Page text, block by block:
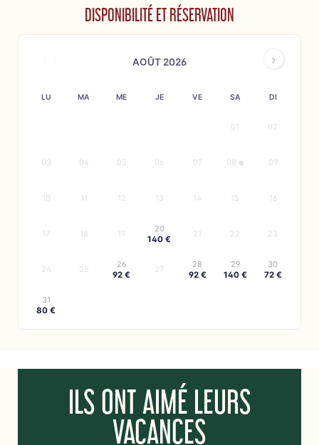
DISPONIBILITÉ ET RÉSERVATION
AOÛT 2026
LU MA ME JE VE SA DI
01 02
03 04 05 06 07 08 09
10 11 12 13 14 15 16
17 18 19
20
140 €
21 22 23
24 25
26
92 €
27
28
92 €
29
140 €
30
72 €
31
80 €
ILS ONT AIMÉ LEURS
VACANCES